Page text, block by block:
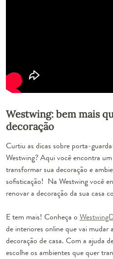
Westwing: bem mais
decoração
Curtiu as dicas sobre porta-
Westwing? Aqui você encontra
transformar sua decoração e
sofisticação! Na Westwing você
renovar a decoração da sua casa
E tem mais! Conheça o
de interiores online que vai mudar
decoração de casa. Com a ajuda
escolhe os ambientes que quer